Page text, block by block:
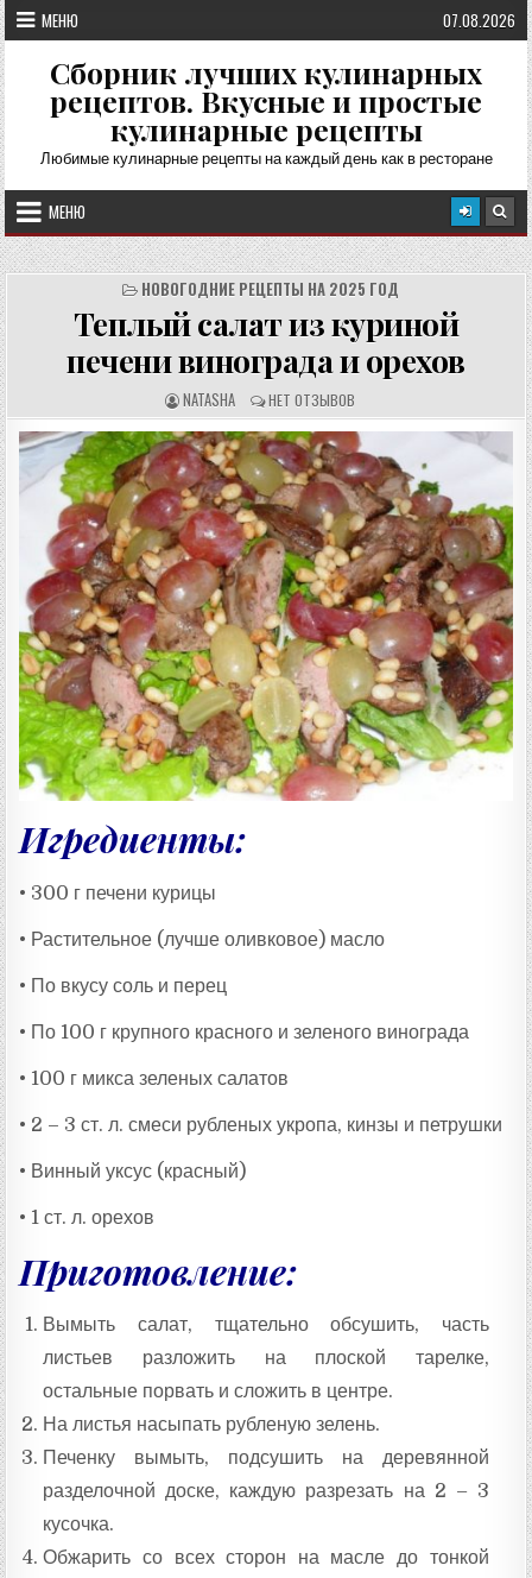
Перейти
к
содержимому
МЕНЮ 07.08.2026
Сборник лучших кулинарных
рецептов. Вкусные и простые
кулинарные рецепты
Любимые кулинарные рецепты на каждый день как в ресторане
МЕНЮ
НОВОГОДНИЕ РЕЦЕПТЫ НА 2025 ГОД
Теплый салат из куриной
печени винограда и орехов
А
В
Т
О
Р
Р
Е
Ц
Е
П
Т
А
:
NATASHA О
Т
З
Ы
В
Ы
:
НЕТ ОТЗЫВОВ
Игредиенты:
• 300 г печени курицы
• Растительное (лучше оливковое) масло
• По вкусу соль и перец
• По 100 г крупного красного и зеленого винограда
• 100 г микса зеленых салатов
• 2 – 3 ст. л. смеси рубленых укропа, кинзы и петрушки
• Винный уксус (красный)
• 1 ст. л. орехов
Приготовление:
Вымыть салат, тщательно обсушить, часть
листьев разложить на плоской тарелке,
остальные порвать и сложить в центре.
На листья насыпать рубленую зелень.
Печенку вымыть, подсушить на деревянной
разделочной доске, каждую разрезать на 2 – 3
кусочка.
Обжарить со всех сторон на масле до тонкой